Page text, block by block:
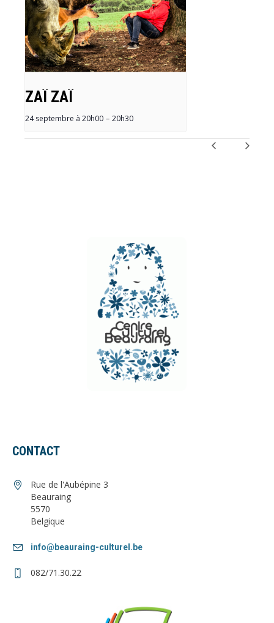
ZAÏ ZAÏ
24 septembre à 20h00 – 20h30
CONTACT
Rue de l'Aubépine 3
Beauraing
5570
Belgique
info@beauraing-culturel.be
082/71.30.22